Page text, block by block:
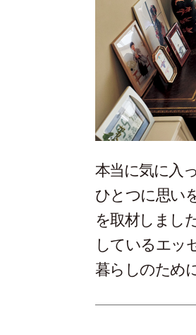
本当に気に入
ひとつに思い
を取材しまし
しているエッ
暮らしのため